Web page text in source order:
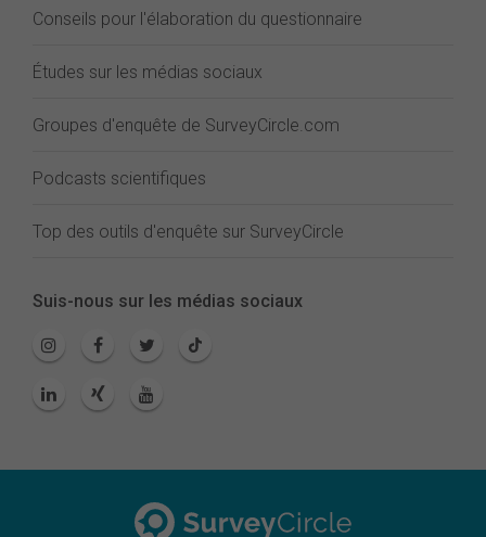
Conseils pour l'élaboration du questionnaire
Études sur les médias sociaux
Groupes d'enquête de SurveyCircle.com
Podcasts scientifiques
Top des outils d'enquête sur SurveyCircle
Suis-nous sur les médias sociaux